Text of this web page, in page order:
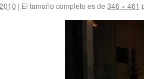
| El tamaño completo es de 346 × 461